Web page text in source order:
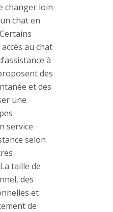
changer loin
chat en
au chat
à
des
et des
une
service
selon
taille de
des
et
de